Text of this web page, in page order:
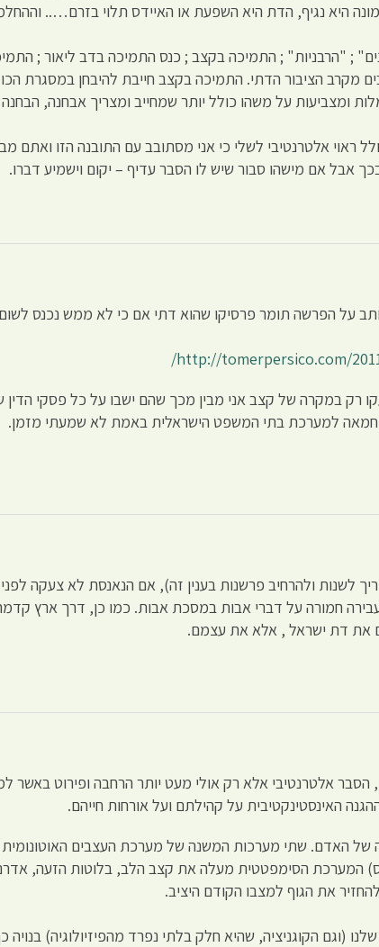
היא נגיף, הדת היא השפעת או האיידס תלוי בזרם…..
; "הרבניות" ; התמיכה בקצב ; כנס התמיכה בדב ליאור ;
מקרב הציבור הדתי. התמיכה בקצב חייבת להיבחן במסגרת
ומצביעות על משהו כולל יותר שמחייב ומצריך אבחנה,
ראוי אלטרנטיבי לשלי כי אני מסתובב עם התובנה הזו ואתם
אבל אם מישהו סבור שיש לו הסבר עדיף – יקום וישמיע דברו.
על הפרשה תומר פרסיקו שהוא דתי אם כי לא ממש נכנס
http://tomerpersico.com/
רק במקרה של קצב אני מבין מכך שהם ישבו על כל פסקי
מחמאה למערכת בתי המשפט הישראלית באמת לא שמעתי מזמן.
לשנות ולהרחיב פרשנות בענין זה), אם הנאנסת לא צעקה
חמורה על דברי אבות במסכת אבות. כמו כן, דרך ארץ קדמה
את דת ישראל , אלא את עצמם.
הסבר אלטרנטיבי אלא רק אולי מעט יותר הרחבה ופירוט
האינסטינקטיבית על קהילתם ועל אורחות חייהם.
של האדם. שתי מערכות המשנה של מערכת העצבים
המערכת הסימפטטית מעלה את קצב הלב, בלוטות הזעה,
את הגוף למצבו הקודם היציב.
(וגם הקוגניציה, שהיא חלק בלתי נפרד מהפיזיולוגיה)